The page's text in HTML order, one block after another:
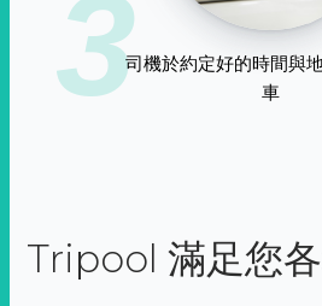
3司機於約定好的時間與
車
Tripool 滿足您